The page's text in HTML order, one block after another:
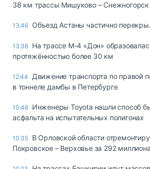
38 км трассы Мишуково – Снежногорск
13:46 Объезд Астаны частично
13:36 На трассе М-4 «Дон»
протяжённостью более 30 км
12:44
Движение транспорта по правой
в тоннеле дамбы в Петербурге
10:46 Инженеры Toyota нашли способ
асфальта на испытательных полигонах
10:35 В Орловской области
Покровское – Верховье за 292